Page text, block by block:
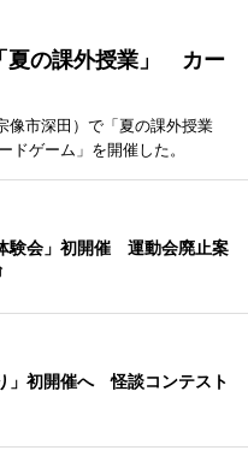
夏の課外授業」 カー
像市深田）で「夏の課外授業
ドゲーム」を開催した。
験会」初開催 運動会廃止案
」初開催へ 怪談コンテスト